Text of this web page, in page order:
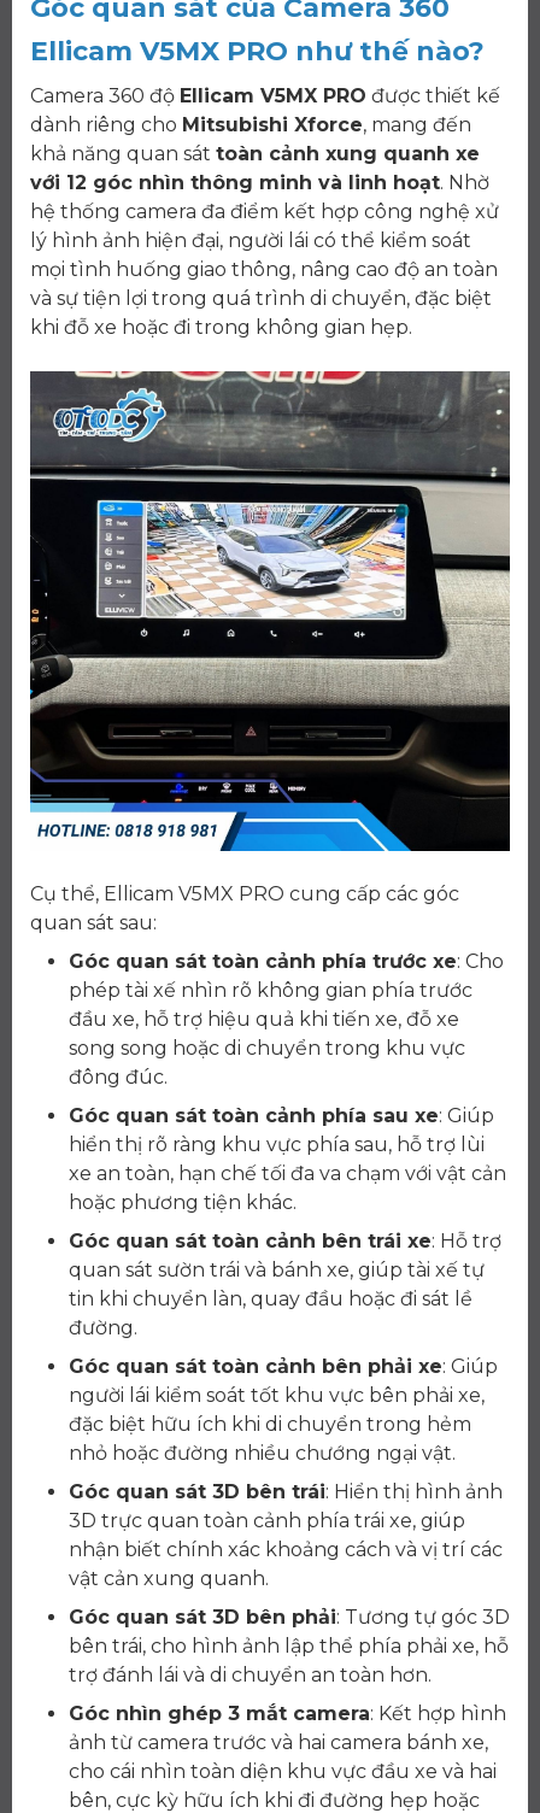
Góc quan sát của Camera 360
Ellicam V5MX PRO như thế nào?
Camera 360 độ Ellicam V5MX PRO được thiết kế
dành riêng cho Mitsubishi Xforce, mang đến
khả năng quan sát toàn cảnh xung quanh xe
với 12 góc nhìn thông minh và linh hoạt. Nhờ
hệ thống camera đa điểm kết hợp công nghệ xử
lý hình ảnh hiện đại, người lái có thể kiểm soát
mọi tình huống giao thông, nâng cao độ an toàn
và sự tiện lợi trong quá trình di chuyển, đặc biệt
khi đỗ xe hoặc đi trong không gian hẹp.
Cụ thể, Ellicam V5MX PRO cung cấp các góc
quan sát sau:
Góc quan sát toàn cảnh phía trước xe: Cho
phép tài xế nhìn rõ không gian phía trước
đầu xe, hỗ trợ hiệu quả khi tiến xe, đỗ xe
song song hoặc di chuyển trong khu vực
đông đúc.
Góc quan sát toàn cảnh phía sau xe: Giúp
hiển thị rõ ràng khu vực phía sau, hỗ trợ lùi
xe an toàn, hạn chế tối đa va chạm với vật cản
hoặc phương tiện khác.
Góc quan sát toàn cảnh bên trái xe: Hỗ trợ
quan sát sườn trái và bánh xe, giúp tài xế tự
tin khi chuyển làn, quay đầu hoặc đi sát lề
đường.
Góc quan sát toàn cảnh bên phải xe: Giúp
người lái kiểm soát tốt khu vực bên phải xe,
đặc biệt hữu ích khi di chuyển trong hẻm
nhỏ hoặc đường nhiều chướng ngại vật.
Góc quan sát 3D bên trái: Hiển thị hình ảnh
3D trực quan toàn cảnh phía trái xe, giúp
nhận biết chính xác khoảng cách và vị trí các
vật cản xung quanh.
Góc quan sát 3D bên phải: Tương tự góc 3D
bên trái, cho hình ảnh lập thể phía phải xe, hỗ
trợ đánh lái và di chuyển an toàn hơn.
Góc nhìn ghép 3 mắt camera: Kết hợp hình
ảnh từ camera trước và hai camera bánh xe,
cho cái nhìn toàn diện khu vực đầu xe và hai
bên, cực kỳ hữu ích khi đi đường hẹp hoặc